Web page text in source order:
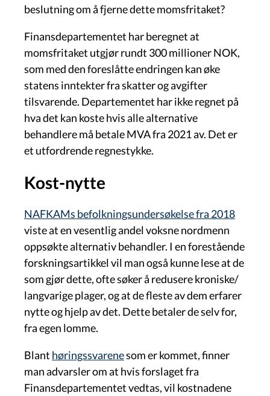
beslutning om å fjerne dette momsfritaket?
Finansdepartementet har beregnet at
momsfritaket utgjør rundt 300 millioner NOK,
som med den foreslåtte endringen kan øke
statens inntekter fra skatter og avgifter
tilsvarende. Departementet har ikke regnet på
hva det kan koste hvis alle alternative
behandlere må betale MVA fra 2021 av. Det er
et utfordrende regnestykke.
Kost-nytte
NAFKAMs befolkningsundersøkelse fra 2018
viste at en vesentlig andel voksne nordmenn
oppsøkte alternativ behandler. I en forestående
forskningsartikkel vil man også kunne lese at de
som gjør dette, ofte søker å redusere kroniske/
langvarige plager, og at de fleste av dem erfarer
nytte og hjelp av det. Dette betaler de selv for,
fra egen lomme.
Blant høringssvarenesom er kommet, finner
man advarsler om at hvis forslaget fra
Finansdepartementet vedtas, vil kostnadene